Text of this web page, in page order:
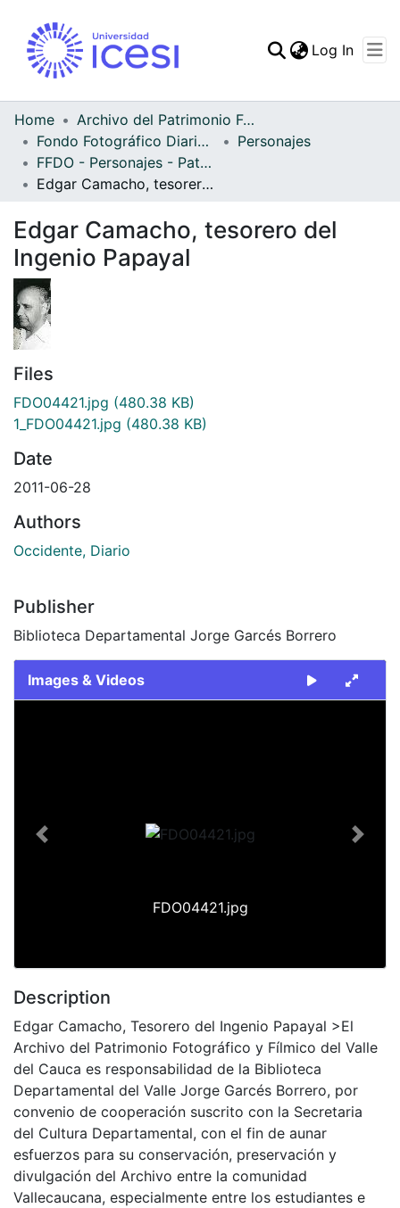
Statistics
Log In
Home
Archivo del Patrimonio Fotográfico y Fílmico del Valle del Cauca
Fondo Fotográfico Diario Occidente
Personajes
FFDO - Personajes - Patrimonial
Edgar Camacho, tesorero del Ingenio Papayal
Edgar Camacho, tesorero del
Ingenio Papayal
Files
FDO04421.jpg (480.38 KB)
1_FDO04421.jpg (480.38 KB)
Date
2011-06-28
Authors
Occidente, Diario
Publisher
Biblioteca Departamental Jorge Garcés Borrero
Images & Videos
FDO04421.jpg
Previous Next
Description
Edgar Camacho, Tesorero del Ingenio Papayal >El
Archivo del Patrimonio Fotográfico y Fílmico del Valle
del Cauca es responsabilidad de la Biblioteca
Departamental del Valle Jorge Garcés Borrero, por
convenio de cooperación suscrito con la Secretaria
del Cultura Departamental, con el fin de aunar
esfuerzos para su conservación, preservación y
divulgación del Archivo entre la comunidad
Vallecaucana, especialmente entre los estudiantes e